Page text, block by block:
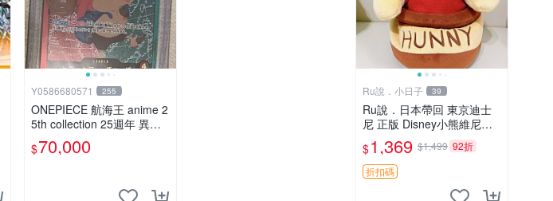
Y0586680571 255
ONEPIECE 航海王 anime 2
5th collection 25週年 異圖
金字 領導卡 OP08-001、00
2、021、057、058、098
$70,000
Ru說．小日子 39
Ru說．日本帶回 東京迪士
尼 正版 Disney小熊維尼娃
娃 蜂蜜罐維尼
$1,369 $1,499 92折
折扣碼